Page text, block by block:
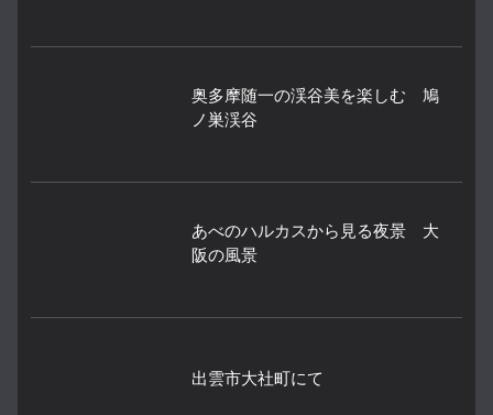
奥多摩随一の渓谷美を楽しむ 鳩
ノ巣渓谷
あべのハルカスから見る夜景 大
阪の風景
出雲市大社町にて